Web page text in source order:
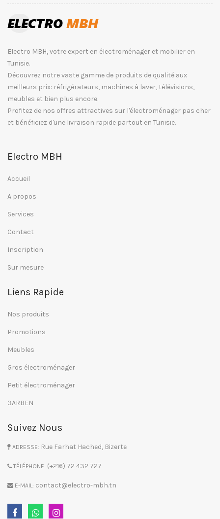
Electro MBH, votre expert en électroménager et mobilier en
Tunisie.
Découvrez notre vaste gamme de produits de qualité aux
meilleurs prix: réfrigérateurs, machines à laver, télévisions,
meubles et bien plus encore.
Profitez de nos offres attractives sur l'électroménager pas cher
et bénéficiez d'une livraison rapide partout en Tunisie.
Electro MBH
Accueil
A propos
Services
Contact
Inscription
Sur mesure
Liens Rapide
Nos produits
Promotions
Meubles
Gros électroménager
Petit électroménager
3ARBEN
Suivez Nous
ADRESSE: Rue Farhat Hached, Bizerte
TÉLÉPHONE: (+216) 72 432 727
E-MAIL: contact@electro-mbh.tn